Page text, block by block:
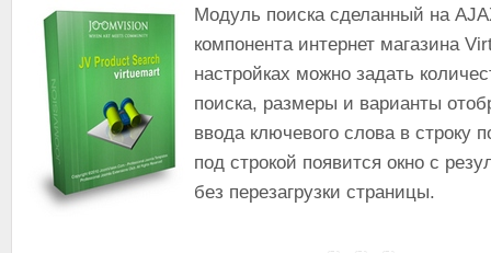
Модуль поиска сделанный на
компонента интернет магазина
настройках можно задать
поиска, размеры и варианты
ввода ключевого слова в строку
под строкой появится окно с
без перезагрузки страницы.